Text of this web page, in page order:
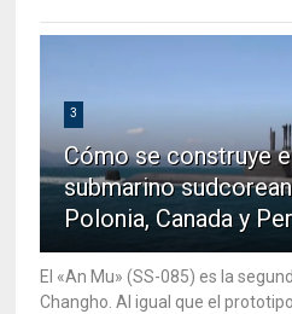
3
Cómo se construye
submarino
Polonia, Canada y
El «An Mu» (SS-085) es la
Changho. Al igual que el